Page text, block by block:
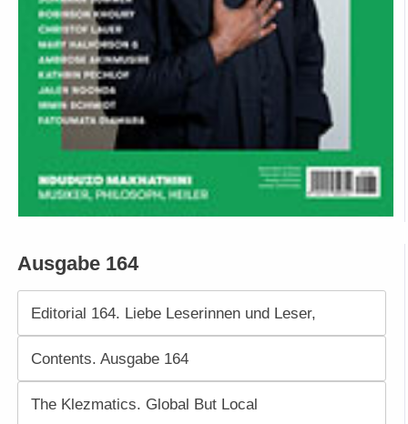
Ausgabe 164
Editorial 164. Liebe Leserinnen und Leser,
Contents. Ausgabe 164
The Klezmatics. Global But Local